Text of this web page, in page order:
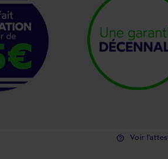
help_outline Voir